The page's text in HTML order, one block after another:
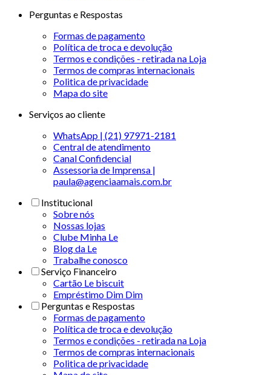
Perguntas e Respostas
Formas de pagamento
Política de troca e devolução
Termos e condições - retirada na Loja
Termos de compras internacionais
Politica de privacidade
Mapa do site
Serviços ao cliente
WhatsApp | (21) 97971-2181
Central de atendimento
Canal Confidencial
Assessoria de Imprensa |
paula@agenciaamais.com.br
Institucional
Sobre nós
Nossas lojas
Clube Minha Le
Blog da Le
Trabalhe conosco
Serviço Financeiro
Cartão Le biscuit
Empréstimo Dim Dim
Perguntas e Respostas
Formas de pagamento
Política de troca e devolução
Termos e condições - retirada na Loja
Termos de compras internacionais
Politica de privacidade